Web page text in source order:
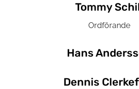
Tommy
Ordförande
Hans
Dennis